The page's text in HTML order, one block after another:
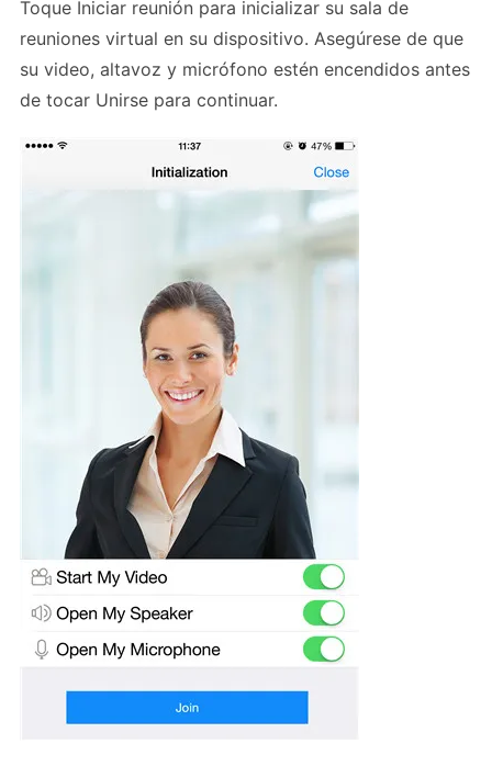
Toque Iniciar reunión para inicializar su sala de
reuniones virtual en su dispositivo. Asegúrese de que
su video, altavoz y micrófono estén encendidos antes
de tocar Unirse para continuar.